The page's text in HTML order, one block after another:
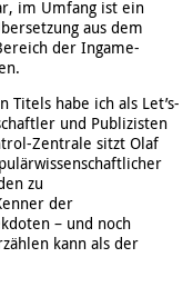
im Umfang ist ein
aus dem
der Ingame-
Titels habe ich als Let’s-
und Publizisten
Zentrale sitzt Olaf
zu
der
– und noch
kann als der